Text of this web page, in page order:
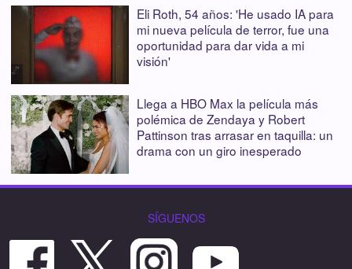
Eli Roth, 54 años: 'He usado IA para
mi nueva película de terror, fue una
oportunidad para dar vida a mi
visión'
Llega a HBO Max la película más
polémica de Zendaya y Robert
Pattinson tras arrasar en taquilla: un
drama con un giro inesperado
SÍGUENOS